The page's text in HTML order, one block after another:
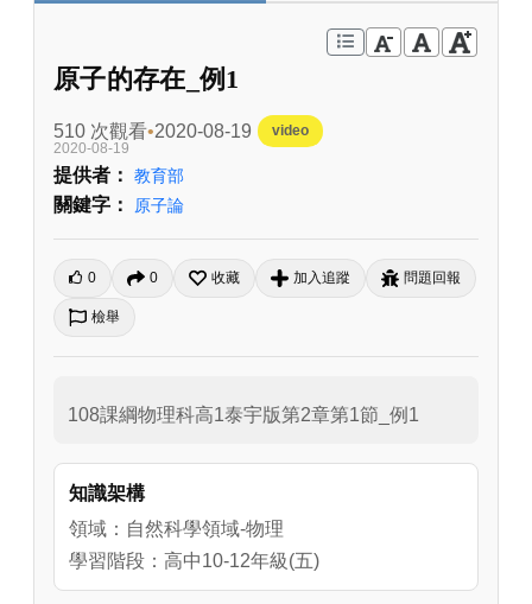
原子的存在_例1
510 次觀看 2020-08-19
video
2020-08-19
提供者： 教育部
關鍵字： 原子論
0 0 收藏 加入追蹤 問題回報
檢舉
108課綱物理科高1泰宇版第2章第1節_例1
知識架構
領域：自然科學領域-物理
學習階段：高中10-12年級(五)